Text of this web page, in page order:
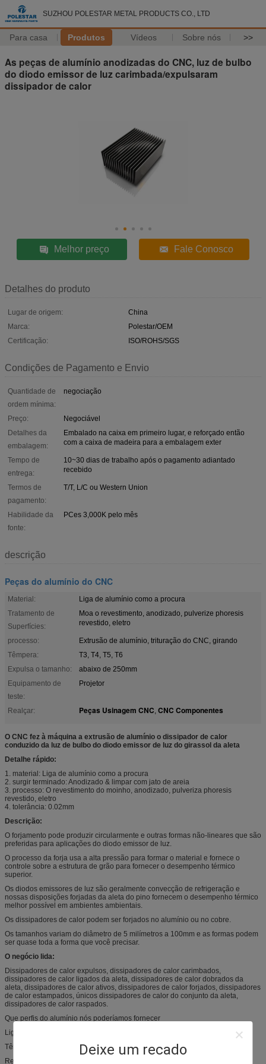
SUZHOU POLESTAR METAL PRODUCTS CO., LTD
Para casa Produtos Vídeos Sobre nós >>
Deixe um recado
As peças de alumínio anodizadas do CNC, luz de bulbo
do diodo emissor de luz carimbada/expulsaram
dissipador de calor
Melhor preço Fale Conosco
Detalhes do produto
Lugar de origem:
China
Marca:
Polestar/OEM
Certificação:
ISO/ROHS/SGS
Condições de Pagamento e Envio
Quantidade de
ordem mínima:
negociação
Preço:
Negociável
Detalhes da
embalagem:
Embalado na caixa em primeiro lugar, e reforçado então
com a caixa de madeira para a embalagem exter
Tempo de
entrega:
10~30 dias de trabalho após o pagamento adiantado
recebido
Termos de
pagamento:
T/T, L/C ou Western Union
Habilidade da
fonte:
PCes 3,000K pelo mês
descrição
Peças do alumínio do CNC
Material:
Liga de alumínio como a procura
Tratamento de
Superfícies:
Moa o revestimento, anodizado, pulverize phoresis
revestido, eletro
processo:
Extrusão de alumínio, trituração do CNC, girando
Têmpera:
T3, T4, T5, T6
Expulsa o tamanho:
abaixo de 250mm
Equipamento de
teste:
Projetor
Realçar: Peças Usinagem CNC, CNC Componentes
O CNC fez à máquina a extrusão de alumínio o dissipador de calor
conduzido da luz de bulbo do diodo emissor de luz do girassol da aleta
Detalhe rápido:
1. material: Liga de alumínio como a procura
2. surgir terminado: Anodizado & limpar com jato de areia
3. processo: O revestimento do moinho, anodizado, pulveriza phoresis
revestido, eletro
4. tolerância: 0.02mm
Descrição:
O forjamento pode produzir circularmente e outras formas não-lineares que são
preferidas para aplicações do diodo emissor de luz.
O processo da forja usa a alta pressão para formar o material e fornece o
controle sobre a estrutura de grão para fornecer o desempenho térmico
superior.
Os diodos emissores de luz são geralmente convecção de refrigeração e
nossas disposições forjadas da aleta do pino fornecem o desempenho térmico
melhor possível em ambientes ambientais.
Os dissipadores de calor podem ser forjados no alumínio ou no cobre.
Os tamanhos variam do diâmetro de 5 milímetros a 100mm e as formas podem
ser quase toda a forma que você precisar.
O negócio lida:
Dissipadores de calor expulsos, dissipadores de calor carimbados,
dissipadores de calor ligados da aleta, dissipadores de calor dobrados da
aleta, dissipadores de calor ativos, dissipadores de calor forjados, dissipadores
de calor estampados, únicos dissipadores de calor do conjunto da aleta,
dissipadores de calor raspados.
Que perfis do alumínio nós poderíamos fornecer
Liga: 1060, 2024, 3003, 5005, 5056, 6063, 6061, 6082, 6060, 6005, 6A02
Têmpera: T3, T4, T5, T6
Revestimento: O revestimento do moinho, anodizado, pulveriza phoresis